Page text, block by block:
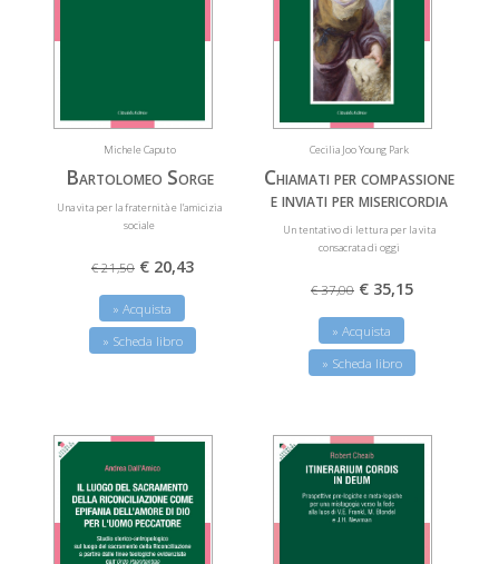
Michele Caputo
Bartolomeo Sorge
Una vita per la fraternità e l’amicizia
sociale
€ 21,50 € 20,43
» Acquista
» Scheda libro
Cecilia Joo Young Park
Chiamati per compassione
e inviati per misericordia
Un tentativo di lettura per la vita
consacrata di oggi
€ 37,00 € 35,15
» Acquista
» Scheda libro